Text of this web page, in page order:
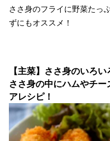
ささ身のフライに野菜たっ
ずにもオススメ！
【主菜】ささ身のいろ
ささ身の中にハムやチ
アレシピ！